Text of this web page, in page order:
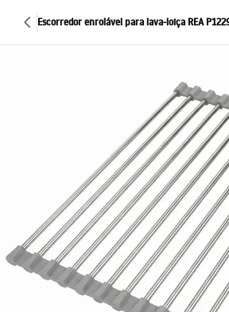
Escorredor enrolável para lava-loiça REA